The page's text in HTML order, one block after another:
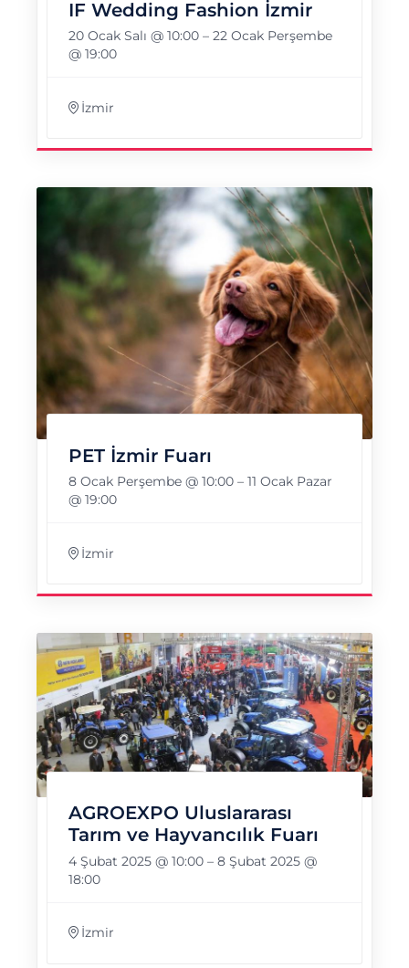
IF Wedding Fashion İzmir
20 Ocak Salı @ 10:00– 22 Ocak Perşembe
@ 19:00
İzmir
PET İzmir Fuarı
8 Ocak Perşembe @ 10:00– 11 Ocak Pazar
@ 19:00
İzmir
AGROEXPO Uluslararası
Tarım ve Hayvancılık Fuarı
4 Şubat 2025 @ 10:00– 8 Şubat 2025 @
18:00
İzmir